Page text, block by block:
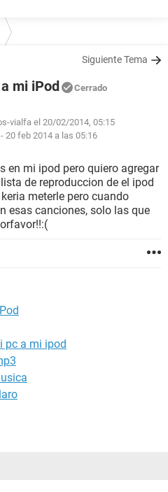
Siguiente Tema
mi iPod Cerrado
vialfa el 20/02/2014, 05:15
- 20 feb 2014 a las 05:16
en mi ipod pero quiero agregar
de reproduccion de el ipod
meterle pero cuando
esas canciones, solo las que
pc a mi ipod